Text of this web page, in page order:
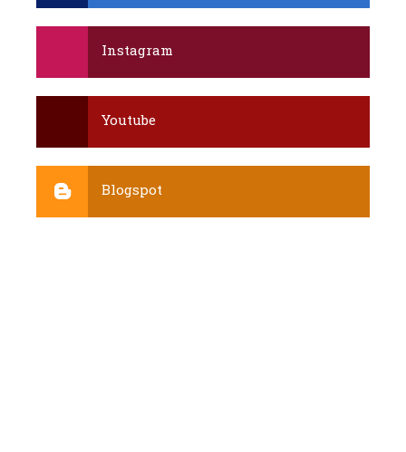
Instagram
Youtube
Blogspot